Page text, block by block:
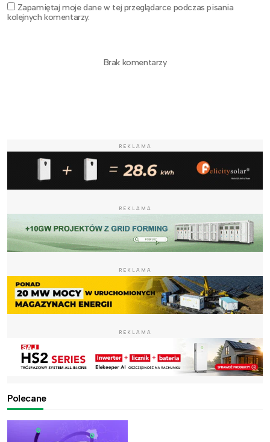
Zapamiętaj moje dane w tej przeglądarce podczas pisania
kolejnych komentarzy.
Brak komentarzy
REKLAMA
REKLAMA
REKLAMA
REKLAMA
Polecane